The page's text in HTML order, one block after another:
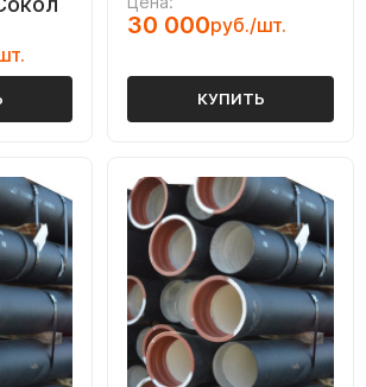
30 000руб./шт.
КУПИТЬ